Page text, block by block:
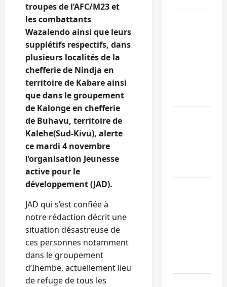
troupes de l’AFC/M23 et
les combattants
Wazalendo ainsi que leurs
supplétifs respectifs, dans
plusieurs localités de la
chefferie de Nindja en
territoire de Kabare ainsi
que dans le groupement
de Kalonge en chefferie
de Buhavu, territoire de
Kalehe(Sud-Kivu), alerte
ce mardi 4 novembre
l’organisation Jeunesse
active pour le
développement (JAD).
JAD qui s’est confiée à
notre rédaction décrit une
situation désastreuse de
ces personnes notamment
dans le groupement
d’Ihembe, actuellement lieu
de refuge de tous les